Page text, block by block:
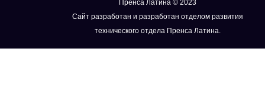
Пренса Латина © 2023
Сайт разработан и разработан отделом развития
технического отдела Пренса Латина.